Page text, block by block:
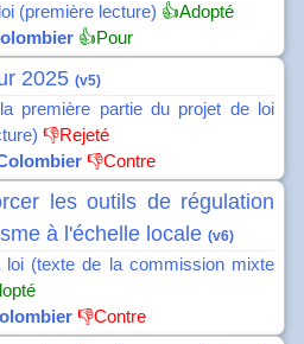
(première lecture) 👍Adopté
👍Pour
2025 (v5)
première partie du projet de loi
👎Rejeté
👎Contre
les outils de régulation
à l'échelle locale (v6)
(texte de la commission mixte
👎Contre